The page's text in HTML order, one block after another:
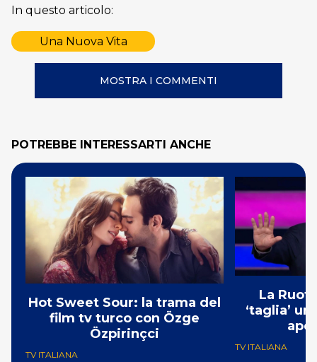
In questo articolo:
Una Nuova Vita
MOSTRA I COMMENTI
POTREBBE INTERESSARTI ANCHE
Hot Sweet Sour: la trama del
film tv turco con Özge
Özpirinçci
TV ITALIANA
La
‘taglia’
TV ITALIANA